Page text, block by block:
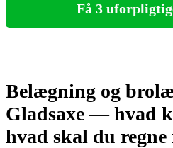
Få 3
Belægning og
Gladsaxe — hvad
hvad skal du regne